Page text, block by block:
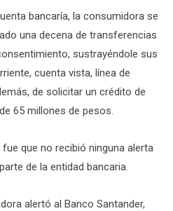
bancaría, la consumidora se
una decena de transferencias
sustrayéndole sus
cuenta vista, línea de
de solicitar un crédito de
65 millones de pesos.
que no recibió ninguna alerta
de la entidad bancaria.
alertó al Banco Santander,